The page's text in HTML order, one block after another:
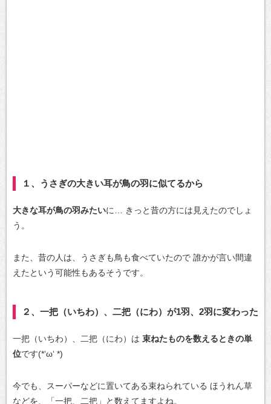
１、うさぎの大きい耳が鳥の羽に似てるから
大きな耳が鳥の羽みたいに…
きっと昔の方には見えたのでしょ
う。
また、昔の人は、うさぎも鳥も食べていたので 誰かが言い間違
えたという可能性もあるそうです。
２、一把（いちわ）、二把（にわ）が1羽、2羽に変わった
一把（いちわ）、二把（にわ）は 束ねたものを数えるときの単
位です(*‘ω‘ *)
今でも、スーパーなどに置いてある束ねられている ほうれん草
などを、「一把、二把」と数えてますよね。